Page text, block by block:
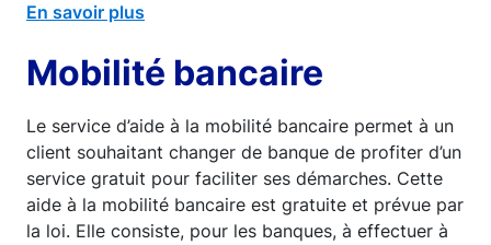
En savoir plus
Mobilité bancaire
Le service d’aide à la mobilité bancaire permet à un
client souhaitant changer de banque de profiter d’un
service gratuit pour faciliter ses démarches. Cette
aide à la mobilité bancaire est gratuite et prévue par
la loi. Elle consiste, pour les banques, à effectuer à